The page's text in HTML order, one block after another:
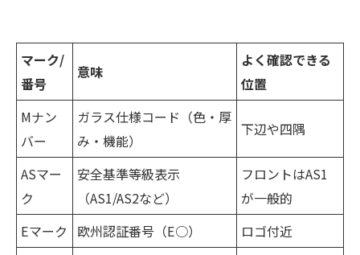
マーク/
番号
意味
よく確認できる
位置
Mナン
バー
ガラス仕様コード（色・厚
み・機能）
下辺や四隅
ASマー
ク
安全基準等級表示
（AS1/AS2など）
フロントはAS1
が一般的
Eマーク
欧州認証番号（E○）
ロゴ付近